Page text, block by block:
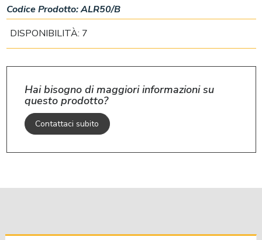
Codice Prodotto:ALR50/B
DISPONIBILITÀ: 7
Hai bisogno di maggiori informazioni su
questo prodotto?
Contattaci subito